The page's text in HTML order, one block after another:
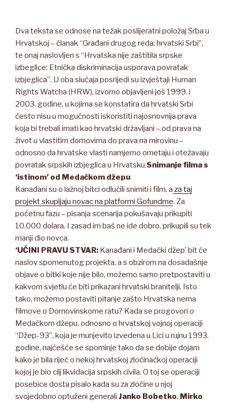
Dva teksta se odnose na težak poslijeratni položaj Srba u
Hrvatskoj – članak “Građani drugog reda: hrvatski Srbi”,
te onaj naslovljen s “Hrvatska nije zaštitila srpske
izbeglice: Etnička diskriminacija usporava povratak
izbjeglica”. U oba slučaja posrijedi su izvještaji Human
Rights Watcha (HRW), izvorno objavljeni još 1999. i
2003. godine, u kojima se konstatira da hrvatski Srbi
često nisu u mogućnosti iskoristiti najosnovnija prava
koja bi trebali imati kao hrvatski državljani – od prava na
život u vlastitim domovima do prava na mirovinu –
odnosno da hrvatske vlasti namjerno ometaju i otežavaju
povratak srpskih izbjeglica u Hrvatsku.Snimanje filma s
‘istinom’ od Medačkom džepu
Kanađani su o lažnoj bitci odlučili snimiti i film, a za taj
projekt skupljaju novac na platformi Gofundme. Za
početnu fazu – pisanja scenarija pokušavaju prikupiti
10.000 dolara. I zasad im baš ne ide dobro, prikupili su tek
manji dio novca.
‘UČINI PRAVU STVAR: Kanađani i Medački džep’ bit će
naslov spomenutog projekta, a s obzirom na dosadašnje
objave o bitki koje nije bilo, možemo samo pretpostaviti u
kakvom svjetlu će biti prikazani hrvatski branitelji. Isto
tako, možemo postaviti pitanje zašto Hrvatska nema
filmove o Domovinskome ratu? Kada se progovori o
Medačkom džepu, odnosno o hrvatskoj vojnoj operaciji
“Džep-93”, koja je munjevito izvedena u Lici u rujnu 1993.
godine, najčešće se spominje tako da se dobije dojam
kako je bila riječ o nekoj hrvatskoj zločinačkoj operaciji
kojoj je bio cilj likvidacija srpskih civila. O toj se operaciji
posebice dosta pisalo kada su za zločine u njoj
svojedobno optuženi generali Janko Bobetko, Mirko